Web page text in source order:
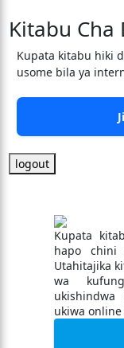
Kitabu Cha
Kupata kitabu hiki
usome bila ya
logout
Kupata
hapo
Utahitajika
wa
ukiwa